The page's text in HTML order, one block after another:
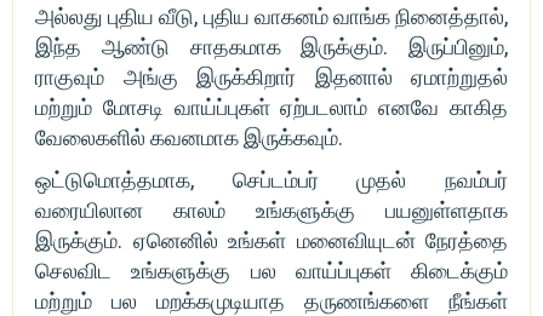
அல்லது புதிய வீடு, புதிய வாகனம் வாங்க நினைத்தால்,
இந்த ஆண்டு சாதகமாக இருக்கும். இருப்பினும்,
ராகுவும் அங்கு இருக்கிறார் இதனால் ஏமாற்றுதல்
மற்றும் மோசடி வாய்ப்புகள் ஏற்படலாம் எனவே காகித
வேலைகளில் கவனமாக இருக்கவும்.
ஒட்டுமொத்தமாக, செப்டம்பர் முதல் நவம்பர்
வரையிலான காலம் உங்களுக்கு பயனுள்ளதாக
இருக்கும். ஏனெனில் உங்கள் மனைவியுடன் நேரத்தை
செலவிட உங்களுக்கு பல வாய்ப்புகள் கிடைக்கும்
மற்றும் பல மறக்கமுடியாத தருணங்களை நீங்கள்